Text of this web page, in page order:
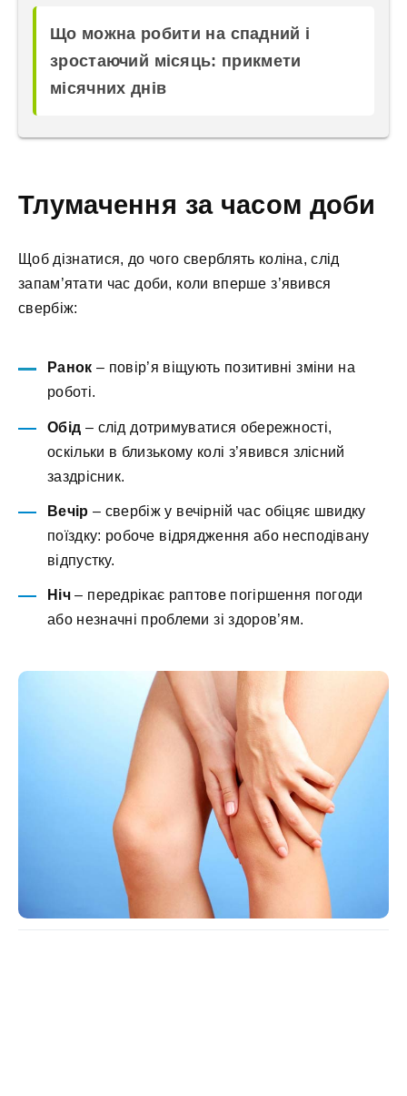
Що можна робити на спадний і
зростаючий місяць: прикмети
місячних днів
Тлумачення за часом доби
Щоб дізнатися, до чого сверблять коліна, слід
запам’ятати час доби, коли вперше з’явився
свербіж:
Ранок – повір’я віщують позитивні зміни на
роботі.
Обід – слід дотримуватися обережності,
оскільки в близькому колі з’явився злісний
заздрісник.
Вечір – свербіж у вечірній час обіцяє швидку
поїздку: робоче відрядження або несподівану
відпустку.
Ніч– передрікає раптове погіршення погоди
або незначні проблеми зі здоров’ям.